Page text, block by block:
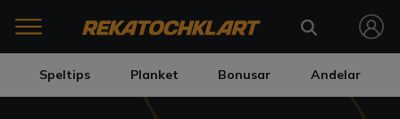
Speltips Planket Bonusar Andelar